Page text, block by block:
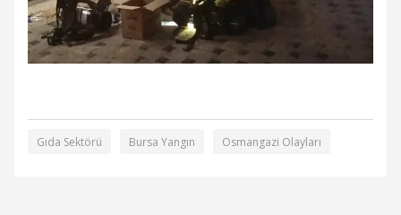
Gıda Sektörü Bursa Yangın Osmangazi Olayları